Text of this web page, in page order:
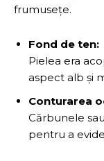
frumusețe.
Fond de ten:
Pielea era
aspect alb și
Conturarea
Cărbunele
pentru a